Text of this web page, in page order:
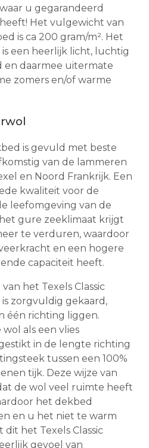
u gegarandeerd
Het vulgewicht van
is ca 200 gram/m². Het
een heerlijk licht, luchtig
daarmee uitermate
zomers en/of warme
is gevuld met beste
van de lammeren
en Noord Frankrijk. Een
kwaliteit voor de
leefomgeving van de
gure zeeklimaat krijgt
te verduren, waardoor
en een hogere
capaciteit heeft.
het Texels Classic
zorgvuldig gekaard,
één richting liggen.
wol als een vlies
in de lengte richting
tussen een 100%
tijk. Deze wijze van
de wol veel ruimte heeft
het dekbed
en u het niet te warm
dit het Texels Classic
gevoel van